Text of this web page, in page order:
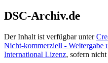
DSC-Archiv.de
Der Inhalt ist verfügbar unter
Nicht-kommerziell - Weitergabe
International Lizenz, sofern nicht